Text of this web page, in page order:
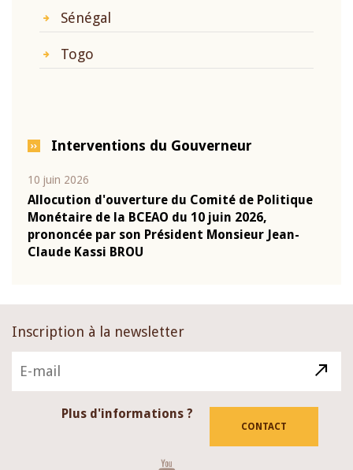
Sénégal
Togo
Interventions du Gouverneur
10 juin 2026
Allocution d'ouverture du Comité de Politique
Monétaire de la BCEAO du 10 juin 2026,
prononcée par son Président Monsieur Jean-
Claude Kassi BROU
Inscription à la newsletter
Plus d'informations ?
CONTACT